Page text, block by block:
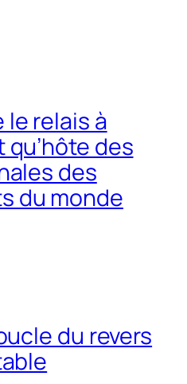
le relais à
des
des
du monde
du revers